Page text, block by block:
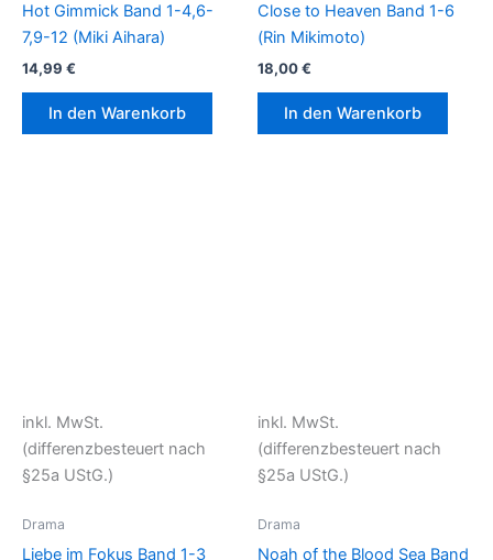
Hot Gimmick Band 1-4,6-
7,9-12 (Miki Aihara)
14,99 €
In den Warenkorb
Close to Heaven Band 1-6
(Rin Mikimoto)
18,00€
In den Warenkorb
inkl. MwSt.
(differenzbesteuert nach
§25a UStG.)
Drama
Liebe im Fokus Band 1-3
inkl. MwSt.
(differenzbesteuert nach
§25a UStG.)
Drama
Noah of the Blood Sea Band